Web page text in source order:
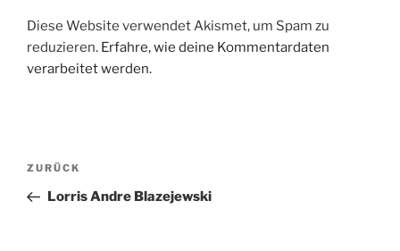
Diese Website verwendet Akismet, um Spam zu
reduzieren. Erfahre, wie deine Kommentardaten
verarbeitet werden.
Beitragsnavigation
Vorheriger
Beitrag
ZURÜCK
Lorris Andre Blazejewski